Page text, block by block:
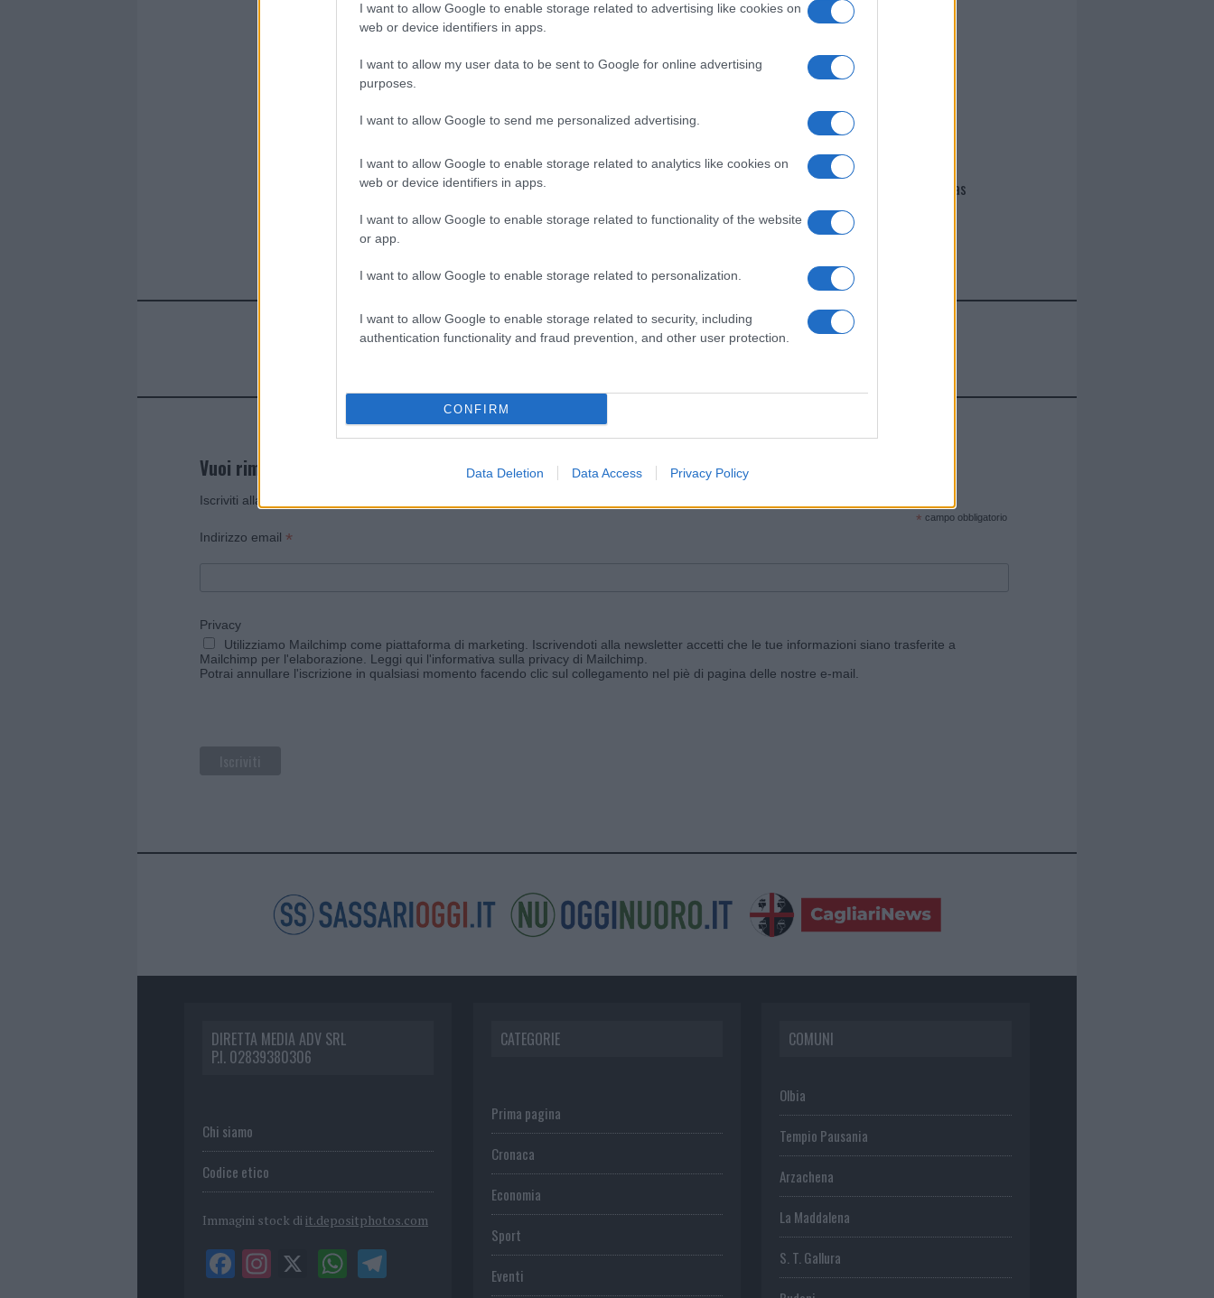
I want to allow Google to enable storage related to advertising like cookies on
web or device identifiers in apps.
I want to allow my user data to be sent to Google for online advertising
purposes.
I want to allow Google to send me personalized advertising.
I want to allow Google to enable storage related to analytics like cookies on
web or device identifiers in apps.
I want to allow Google to enable storage related to functionality of the website
or app.
I want to allow Google to enable storage related to personalization.
I want to allow Google to enable storage related to security, including
authentication functionality and fraud prevention, and other user protection.
CONFIRM
Data Deletion Data Access Privacy Policy
I nostri cari
Giovannimaria Cabras
Invia un Comunicato Stampa|Pubblicità|Segnala
Vuoi rimanere sempre aggiornato?
Iscriviti alla newsletter di Gallura Oggi e ricevi le nostre email periodiche contenenti le ultime notizie pubblicate sul sito web!
* campo obbligatorio
Indirizzo email *
Privacy
Utilizziamo Mailchimp come piattaforma di marketing. Iscrivendoti alla newsletter accetti che le tue informazioni siano trasferite a
Mailchimp per l'elaborazione. Leggi qui l'informativa sulla privacy di Mailchimp
Potrai annullare l'iscrizione in qualsiasi momento facendo clic sul collegamento nel piè di pagina delle nostre e-mail.
DIRETTA MEDIA ADV SRL
P.I. 02839380306
Chi siamo
Codice etico
Immagini stock di it.depositphotos.com
CATEGORIE
Prima pagina
Cronaca
Economia
Sport
Eventi
COMUNI
Olbia
Tempio Pausania
Arzachena
La Maddalena
S. T. Gallura